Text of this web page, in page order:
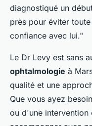
diagnostiqué un
près pour éviter
confiance avec lui."
Le Dr Levy est sans
ophtalmologie à
qualité et une
Que vous ayez
ou d'une